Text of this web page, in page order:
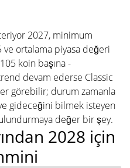
2027, minimum
ortalama piyasa değeri
koin başına -
devam ederse Classic
görebilir; durum zamanla
gideceğini bilmek isteyen
değer bir şey.
2028 için